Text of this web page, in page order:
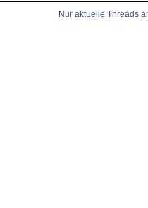
Nur aktuelle Threads